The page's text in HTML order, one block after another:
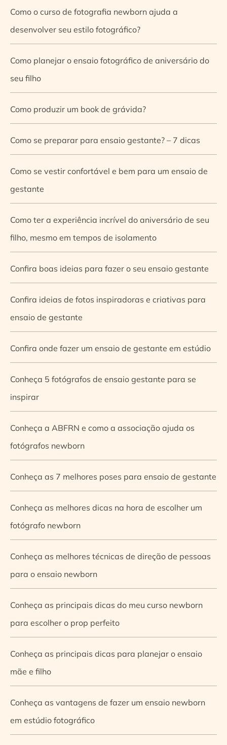
Como o curso de fotografia newborn ajuda a
desenvolver seu estilo fotográfico?
Como planejar o ensaio fotográfico de aniversário do
seu filho
Como produzir um book de grávida?
Como se preparar para ensaio gestante? – 7 dicas
Como se vestir confortável e bem para um ensaio de
gestante
Como ter a experiência incrível do aniversário de seu
filho, mesmo em tempos de isolamento
Confira boas ideias para fazer o seu ensaio gestante
Confira ideias de fotos inspiradoras e criativas para
ensaio de gestante
Confira onde fazer um ensaio de gestante em estúdio
Conheça 5 fotógrafos de ensaio gestante para se
inspirar
Conheça a ABFRN e como a associação ajuda os
fotógrafos newborn
Conheça as 7 melhores poses para ensaio de gestante
Conheça as melhores dicas na hora de escolher um
fotógrafo newborn
Conheça as melhores técnicas de direção de pessoas
para o ensaio newborn
Conheça as principais dicas do meu curso newborn
para escolher o prop perfeito
Conheça as principais dicas para planejar o ensaio
mãe e filho
Conheça as vantagens de fazer um ensaio newborn
em estúdio fotográfico